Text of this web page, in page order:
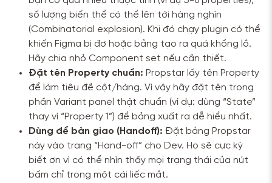
số lượng biến thể có thể lên tới hàng nghìn
(Combinatorial explosion). Khi đó chạy plugin có thể
khiến Figma bị đơ hoặc bảng tạo ra quá khổng lồ.
Hãy chia nhỏ Component set nếu cần thiết.
Đặt tên Property chuẩn: Propstar lấy tên Property
để làm tiêu đề cột/hàng. Vì vậy hãy đặt tên trong
phần Variant panel thật chuẩn (ví dụ: dùng “State”
thay vì “Property 1”) để bảng xuất ra dễ hiểu nhất.
Dùng để bàn giao (Handoff): Đặt bảng Propstar
này vào trang “Hand-off” cho Dev. Họ sẽ cực kỳ
biết ơn vì có thể nhìn thấy mọi trạng thái của nút
bấm chỉ trong một cái liếc mắt.